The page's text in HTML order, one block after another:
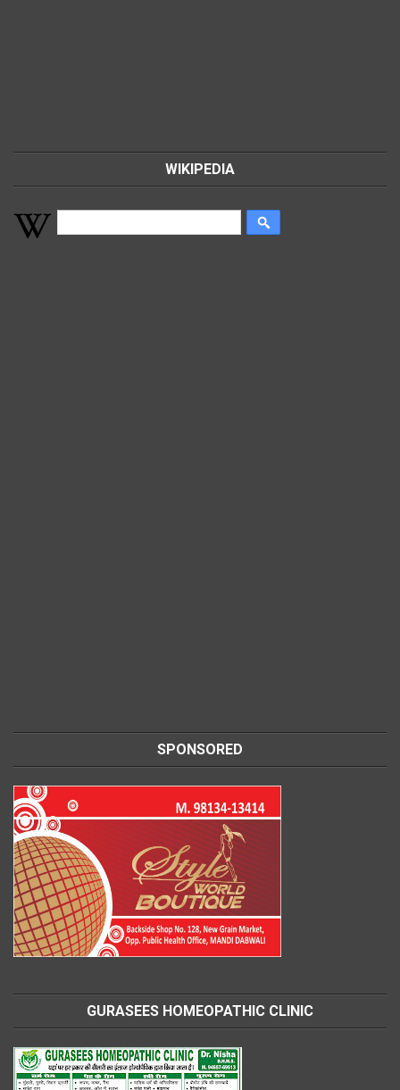
WIKIPEDIA
SPONSORED
GURASEES HOMEOPATHIC CLINIC